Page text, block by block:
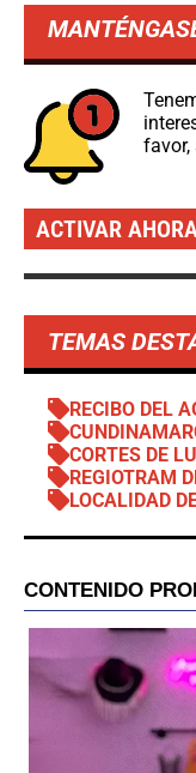
favor,
ACTIVAR
TEMAS
RECIBO DEL
CORTES DE
REGIOTRAM
LOCALIDAD